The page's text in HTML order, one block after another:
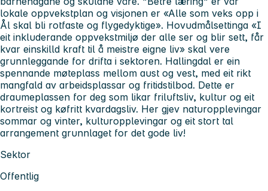
lokale oppvekstplan og visjonen er «Alle som veks opp i
Ål skal bli rotfaste og flygedyktige». Hovudmålsettinga «I
eit inkluderande oppvekstmiljø der alle ser og blir sett, får
kvar einskilld kraft til å meistre eigne liv» skal vere
grunnleggande for drifta i sektoren. Hallingdal er ein
spennande møteplass mellom aust og vest, med eit rikt
mangfald av arbeidsplassar og fritidstilbod. Dette er
draumeplassen for deg som likar friluftsliv, kultur og eit
kortreist og køfritt kvardagsliv. Her gjev naturopplevingar
sommar og vinter, kulturopplevingar og eit stort tal
arrangement grunnlaget for det gode liv!
Sektor
Offentlig